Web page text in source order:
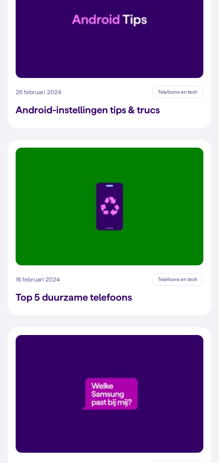
26 februari 2024 Telefoons en tech
Android-instellingen tips & trucs
16 februari 2024 Telefoons en tech
Top 5 duurzame telefoons